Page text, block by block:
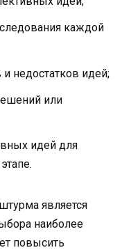
каждой
недостатков идей;
или
идей для
является
наиболее
повысить